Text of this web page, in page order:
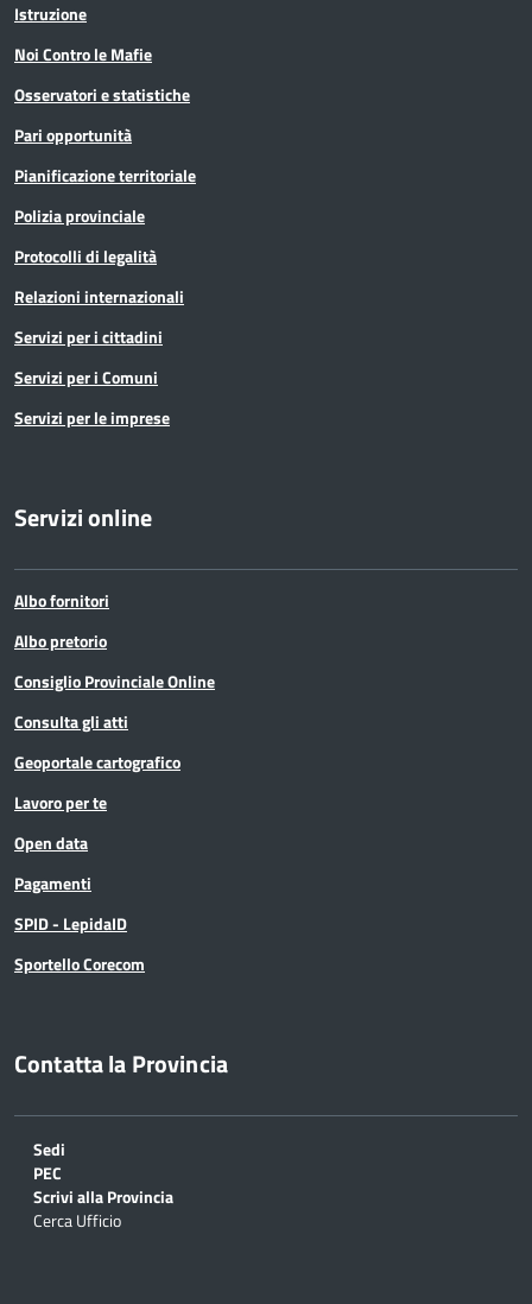
Istruzione
Noi Contro le Mafie
Osservatori e statistiche
Pari opportunità
Pianificazione territoriale
Polizia provinciale
Protocolli di legalità
Relazioni internazionali
Servizi per i cittadini
Servizi per i Comuni
Servizi per le imprese
Servizi online
Albo fornitori
Albo pretorio
Consiglio Provinciale Online
Consulta gli atti
Geoportale cartografico
Lavoro per te
Open data
Pagamenti
SPID - LepidaID
Sportello Corecom
Contatta la Provincia
Sedi
PEC
Scrivi alla Provincia
Cerca Ufficio